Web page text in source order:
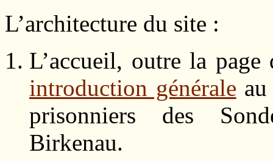
L’architecture du site :
L’accueil, outre la
introduction générale
prisonniers des
Birkenau.